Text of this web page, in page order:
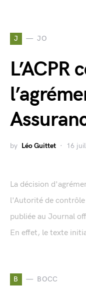
J JO
L’ACPR
by Léo Guittet 16
La décision
l'Autorité de contrôle
publiée au Journal
En effet, le texte
B BOCC